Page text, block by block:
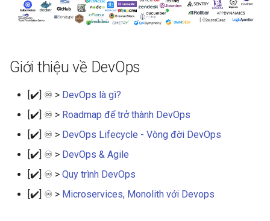
r
Tìm hiểu về điện toán đám
Alibaba Cloud
Microsoft Azure
Containers
Kubernetes
Giới thiệu về DevOps
[✔️] ♾️ > DevOps là gì?
[✔️] ♾️ > Roadmap để trở thành DevOps
[✔️] ♾️ > DevOps Lifecycle - Vòng đời DevOps
[✔️] ♾️ > DevOps & Agile
[✔️] ♾️ > Quy trình DevOps
[✔️] ♾️ > Microservices, Monolith với Devops